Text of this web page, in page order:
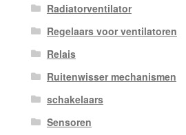
Radiatorventilator
Regelaars voor ventilatoren
Relais
Ruitenwisser mechanismen
schakelaars
Sensoren